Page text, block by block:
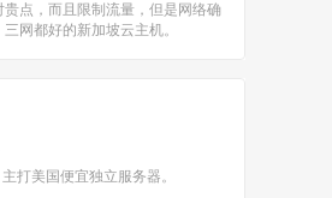
点，而且限制流量，但是网络确
网都好的新加坡云主机。
打美国便宜独立服务器。